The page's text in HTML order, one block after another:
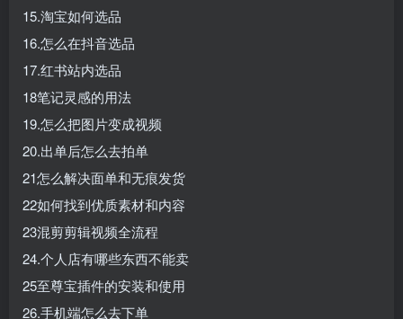
15.淘宝如何选品
16.怎么在抖音选品
17.红书站内选品
18笔记灵感的用法
19.怎么把图片变成视频
20.出单后怎么去拍单
21怎么解决面单和无痕发货
22如何找到优质素材和内容
23混剪剪辑视频全流程
24.个人店有哪些东西不能卖
25至尊宝插件的安装和使用
26.手机端怎么去下单